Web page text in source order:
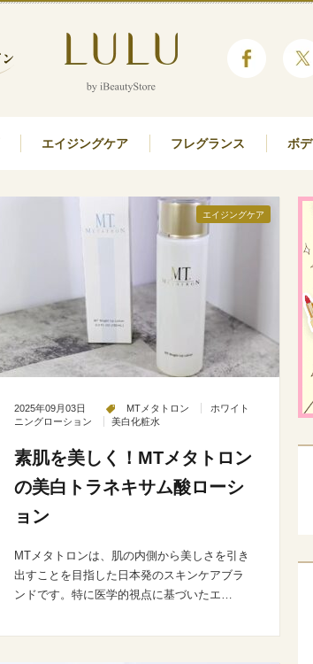
エイジングケア フレグランス ボ
エイジングケア
2025年09月03日 MTメタトロン
ホワイト
ニングローション
美白化粧水
素肌を美しく！MTメタトロン
の美白トラネキサム酸ローシ
ョン
MTメタトロンは、肌の内側から美しさを引き
出すことを目指した日本発のスキンケアブラ
ンドです。特に医学的視点に基づいたエ…